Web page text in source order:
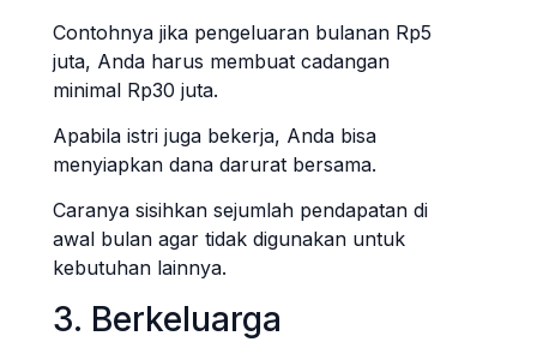
Contohnya jika pengeluaran bulanan Rp5
juta, Anda harus membuat cadangan
minimal Rp30 juta.
Apabila istri juga bekerja, Anda bisa
menyiapkan dana darurat bersama.
Caranya sisihkan sejumlah pendapatan di
awal bulan agar tidak digunakan untuk
kebutuhan lainnya.
3. Berkeluarga